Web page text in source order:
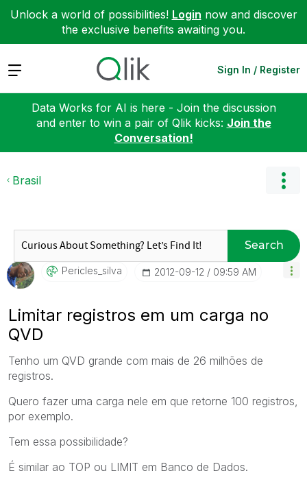
Unlock a world of possibilities! Login now and discover
the exclusive benefits awaiting you.
Expand Sign In / Register
Data Works for AI is here - Join the discussion
and enter to win a pair of Qlik kicks: Join the
Conversation!
Brasil
Search
Pericles_silva ‎2012-09-12 09:59 AM
Limitar registros em um carga no
QVD
Tenho um QVD grande com mais de 26 milhões de
registros.
Quero fazer uma carga nele em que retorne 100 registros,
por exemplo.
Tem essa possibilidade?
É similar ao TOP ou LIMIT em Banco de Dados.